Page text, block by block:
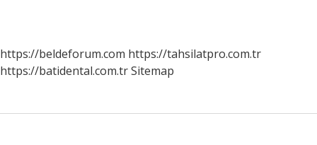
https://beldeforum.com https://tahsilatpro.com.tr
https://batidental.com.trSitemap